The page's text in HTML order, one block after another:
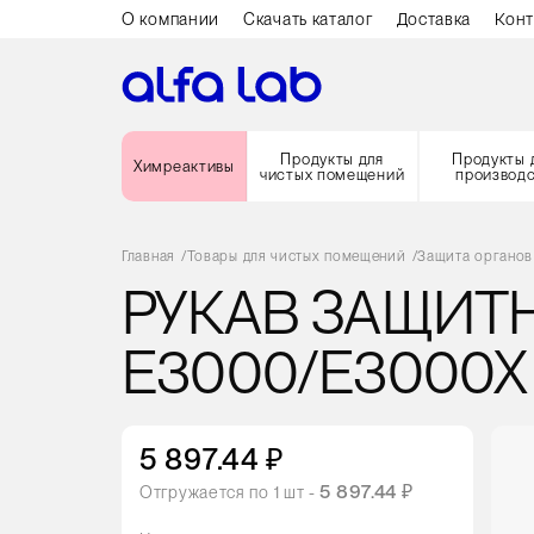
О компании Скачать каталог Доставка
Химреактивы
Продукты для
чистых помещений
Продукты
Главная /Товары для чистых помещений /Защита
РУКАВ
E3000/E3000X
5 897.44 ₽
Отгружается по 1 шт -5 897.44 ₽